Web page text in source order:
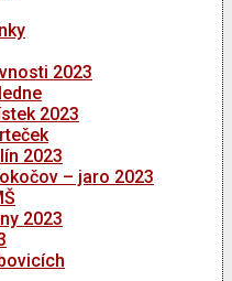
2023
2023
2023
– jaro 2023
2023